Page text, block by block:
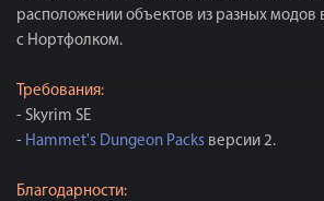
расположении объектов из разных модов
с Нортфолком.
Требования:
- Skyrim SE
- Hammet's Dungeon Packs версии 2.
Благодарности: